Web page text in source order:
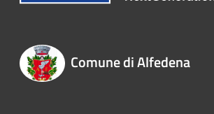
Comune di Alfedena